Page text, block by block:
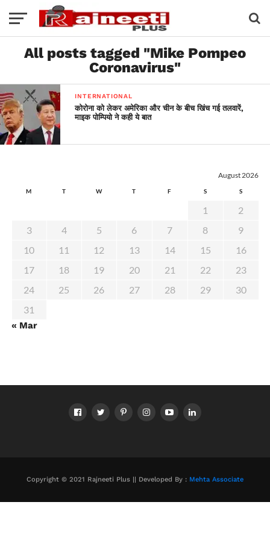
All posts tagged "Mike Pompeo
Coronavirus"
INTERNATIONAL
कोरोना को लेकर अमेरिका और चीन के बीच खिंच गई तलवारें,
माइक पोम्पियो ने कही ये बात
August 2026
M T W T F S S
1
2
3
4 5 6 7 8
9
10
11 12 13 14 15
16
17
18 19 20 21 22
23
24
25 26 27 28 29
30
31
« Mar
Copyright © 2021 Rajneeti Plus || Developed By : Mehta Associate